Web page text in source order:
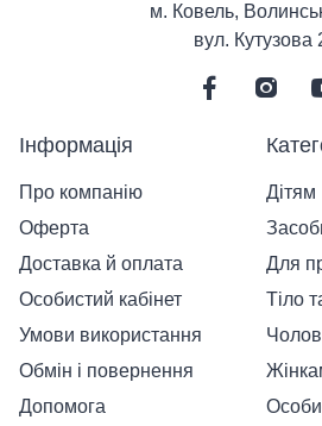
м. Ковель,
вул. Кутузова
Інформація
Про компанію
Оферта
Доставка й оплата
Особистий кабінет
Умови використання
Обмін і повернення
Допомога
Дітям
Для
Тіло